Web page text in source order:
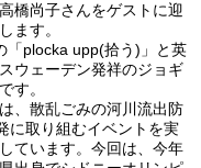
橋尚子さんをゲストに迎
ます。
「plocka upp(拾う)」と英
ウェーデン発祥のジョギ
す。
、散乱ごみの河川流出防
に取り組むイベントを実
ています。今回は、今年